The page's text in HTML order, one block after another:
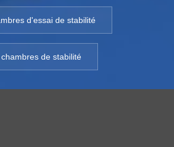
d'essai de stabilité
chambres de stabilité